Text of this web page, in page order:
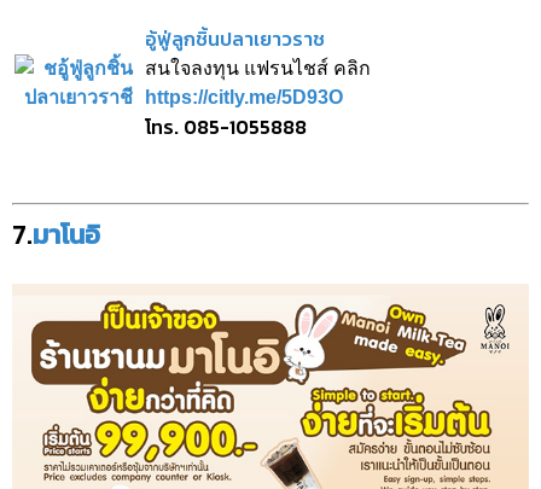
อู้ฟู่ลูกชิ้นปลาเยาวราช
สนใจลงทุน แฟรนไชส์ คลิก
https://citly.me/5D93O
โทร. 085-1055888
7.มาโนอิ